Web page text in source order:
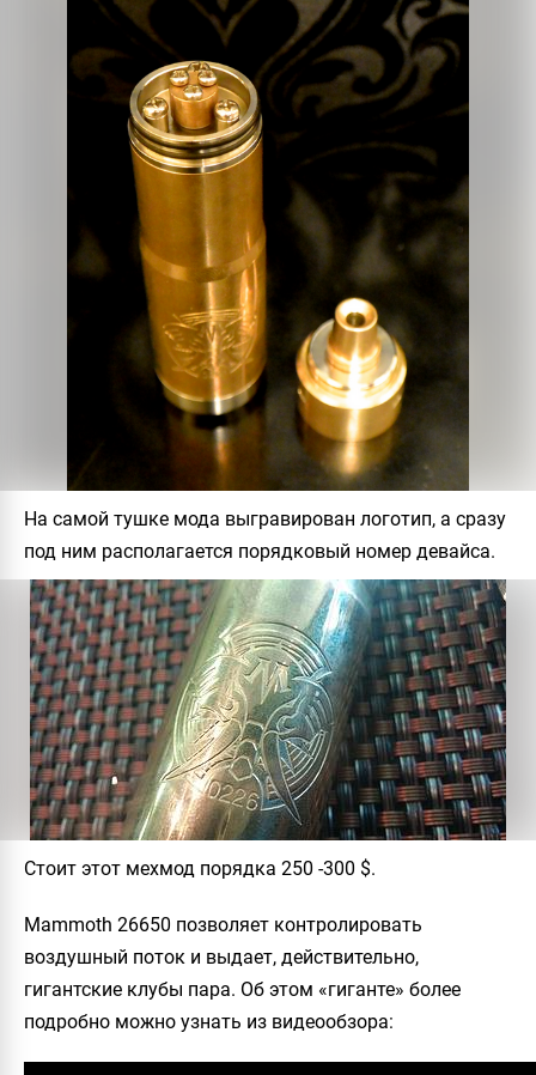
На самой тушке мода выгравирован логотип, а сразу
под ним располагается порядковый номер девайса.
Стоит этот мехмод порядка 250 -300 $.
Mammoth 26650 позволяет контролировать
воздушный поток и выдает, действительно,
гигантские клубы пара. Об этом «гиганте» более
подробно можно узнать из видеообзора: